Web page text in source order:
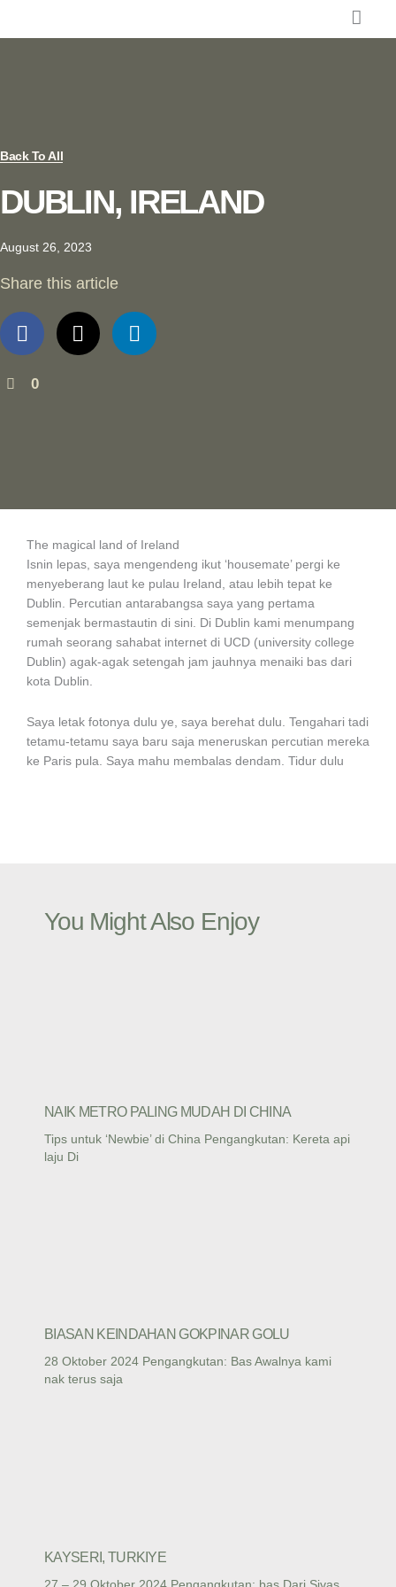
Back To All
DUBLIN, IRELAND
August 26, 2023
Share this article
0
The magical land of Ireland
Isnin lepas, saya mengendeng ikut ‘housemate’ pergi ke
menyeberang laut ke pulau Ireland, atau lebih tepat ke
Dublin. Percutian antarabangsa saya yang pertama
semenjak bermastautin di sini. Di Dublin kami menumpang
rumah seorang sahabat internet di UCD (university college
Dublin) agak-agak setengah jam jauhnya menaiki bas dari
kota Dublin.
Saya letak fotonya dulu ye, saya berehat dulu. Tengahari tadi
tetamu-tetamu saya baru saja meneruskan percutian mereka
ke Paris pula. Saya mahu membalas dendam. Tidur dulu
You Might Also Enjoy
NAIK METRO PALING MUDAH DI CHINA
Tips untuk ‘Newbie’ di China Pengangkutan: Kereta api
laju Di
BIASAN KEINDAHAN GOKPINAR GOLU
28 Oktober 2024 Pengangkutan: Bas Awalnya kami
nak terus saja
KAYSERI, TURKIYE
27 – 29 Oktober 2024 Pengangkutan: bas Dari Sivas,